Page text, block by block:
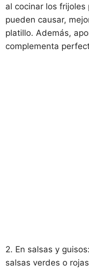
al cocinar los
pueden causar,
platillo. Además,
complementa
2. En salsas y
salsas verdes o